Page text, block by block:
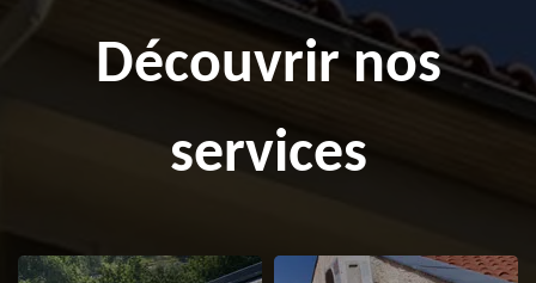
Découvrir nos
services